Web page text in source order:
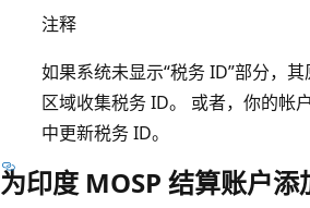
注释
如果系统未显示“税务 ID”部分，
区域收集税务 ID。 或者，你的帐
中更新税务 ID。
为印度 MOSP 结算账户添